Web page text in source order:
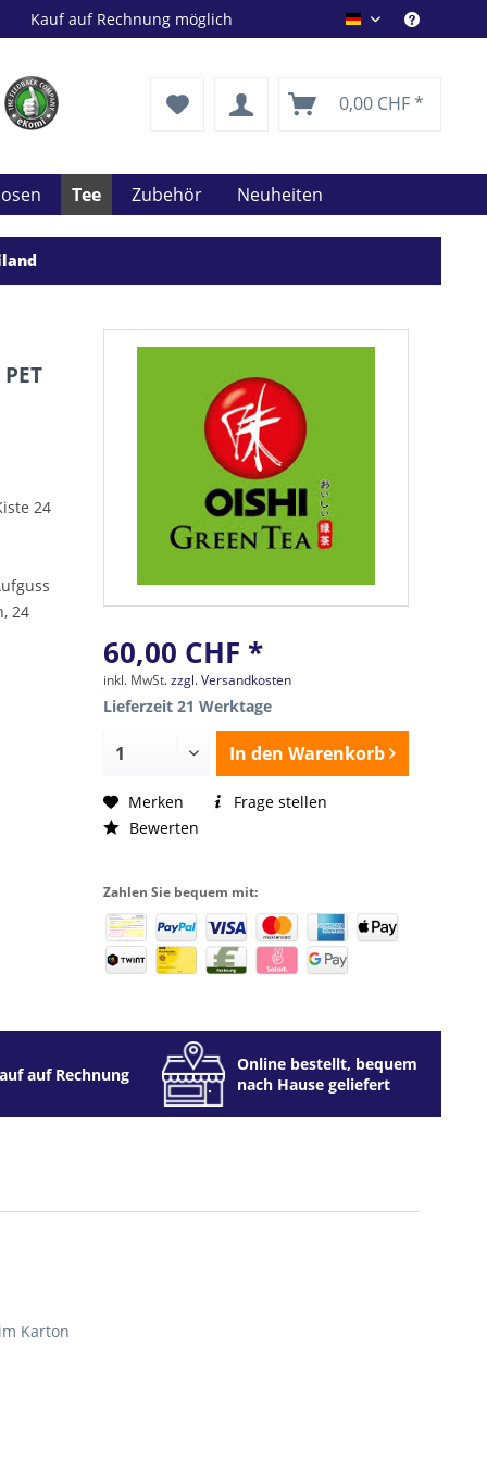
Kauf auf Rechnung möglich Drink Shop DE
0,00 CHF *
Tee Zubehör Neuheiten
24
24
60,00 CHF *
inkl. MwSt.zzgl. Versandkosten
Lieferzeit 21 Werktage
In den Warenkorb
Merken
Bewerten
Frage stellen
Zahlen Sie bequem mit:
auf Rechnung
Online bestellt, bequem
nach Hause geliefert
Karton